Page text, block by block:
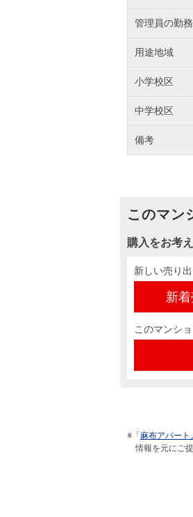
管理員の勤
用途地域
小学校区
中学校区
備考
このマン
購入をお考
新しい売り
新
このマンシ
※「 麻布アパート
情報を元にご